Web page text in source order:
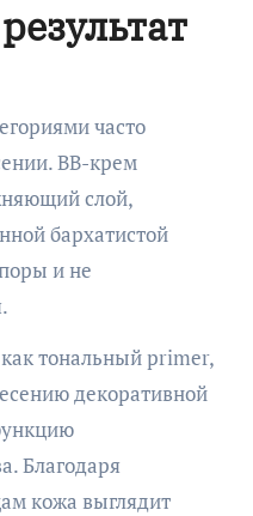
часто
BB-крем
слой,
бархатистой
и не
тональный primer,
декоративной
Благодаря
кожа выглядит